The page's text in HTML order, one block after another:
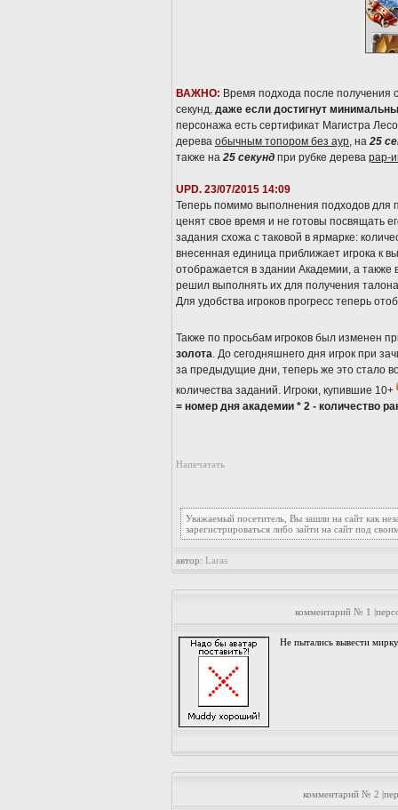
ВАЖНО: Время подхода после получения
секунд, даже если достигнут
персонажа есть сертификат Магистра
дерева обычным топором без аур, на 25
также на 25 секунд при рубке дерева рар-
UPD. 23/07/2015 14:09
Теперь помимо выполнения подходов для
ценят свое время и не готовы посвящать
задания схожа с таковой в ярмарке:
внесенная единица приближает игрока к
отображается в здании Академии, а
решил выполнять их для получения
Для удобства игроков прогресс теперь
Также по просьбам игроков был изменен
золота. До сегодняшнего дня игрок при
за предыдущие дни, теперь же это стало
количества заданий. Игроки, купившие 10+
= номер дня академии * 2 - количество
Напечатать
Уважаемый посетитель, Вы зашли на сайт как
зарегистрироваться либо зайти на сайт под
автор: Laras
комментарий № 1
Не пытались вывести
комментарий № 2